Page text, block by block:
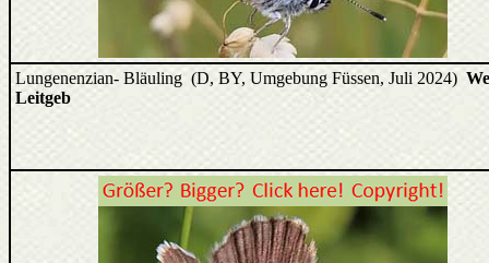
Lungenenzian- Bläuling (D, BY, Umgebung Füssen, Juli 2024)
Leitgeb